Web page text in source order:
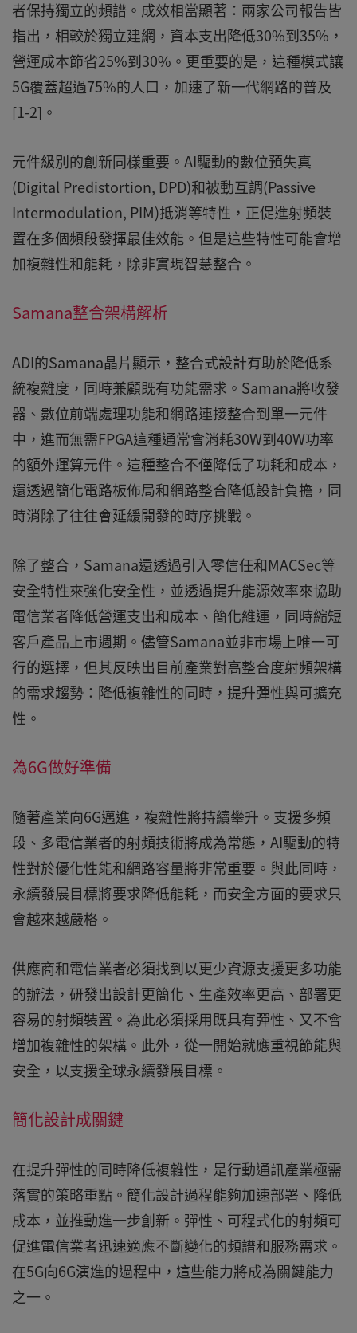
者保持獨立的頻譜。成效相當顯著：兩家公司報告皆
指出，相較於獨立建網，資本支出降低30%到35%，
營運成本節省25%到30%。更重要的是，這種模式讓
5G覆蓋超過75%的人口，加速了新一代網路的普及
[1-2]。
元件級別的創新同樣重要。AI驅動的數位預失真
(Digital Predistortion, DPD)和被動互調(Passive
Intermodulation, PIM)抵消等特性，正促進射頻裝
置在多個頻段發揮最佳效能。但是這些特性可能會增
加複雜性和能耗，除非實現智慧整合。
Samana整合架構解析
ADI的Samana晶片顯示，整合式設計有助於降低系
統複雜度，同時兼顧既有功能需求。Samana將收發
器、數位前端處理功能和網路連接整合到單一元件
中，進而無需FPGA這種通常會消耗30W到40W功率
的額外運算元件。這種整合不僅降低了功耗和成本，
還透過簡化電路板佈局和網路整合降低設計負擔，同
時消除了往往會延緩開發的時序挑戰。
除了整合，Samana還透過引入零信任和MACSec等
安全特性來強化安全性，並透過提升能源效率來協助
電信業者降低營運支出和成本、簡化維運，同時縮短
客戶產品上市週期。儘管Samana並非市場上唯一可
行的選擇，但其反映出目前產業對高整合度射頻架構
的需求趨勢：降低複雜性的同時，提升彈性與可擴充
性。
為6G做好準備
隨著產業向6G邁進，複雜性將持續攀升。支援多頻
段、多電信業者的射頻技術將成為常態，AI驅動的特
性對於優化性能和網路容量將非常重要。與此同時，
永續發展目標將要求降低能耗，而安全方面的要求只
會越來越嚴格。
供應商和電信業者必須找到以更少資源支援更多功能
的辦法，研發出設計更簡化、生產效率更高、部署更
容易的射頻裝置。為此必須採用既具有彈性、又不會
增加複雜性的架構。此外，從一開始就應重視節能與
安全，以支援全球永續發展目標。
簡化設計成關鍵
在提升彈性的同時降低複雜性，是行動通訊產業極需
落實的策略重點。簡化設計過程能夠加速部署、降低
成本，並推動進一步創新。彈性、可程式化的射頻可
促進電信業者迅速適應不斷變化的頻譜和服務需求。
在5G向6G演進的過程中，這些能力將成為關鍵能力
之一。